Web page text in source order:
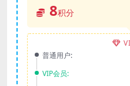
8积分
普通用户:
VIP会员: